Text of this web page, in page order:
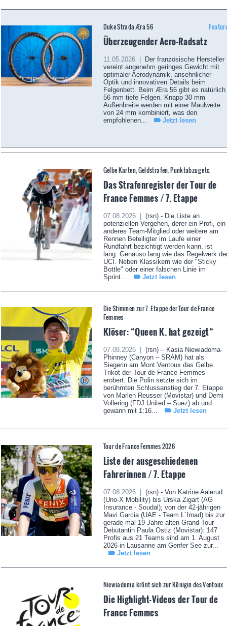
Duke Strada Æra 56
Überzeugender Aero-Radsatz
11.05.2026 |
Der französische Hersteller
vereint angenehm geringes Gewicht mit
optimaler Aerodynamik, ansehnlicher
Optik und innovativen Details beim
Felgenbett. Beim Æra 56 gibt es natürlich
56 mm tiefe Felgen. Knapp 30 mm
Außenbreite werden mit einer Maulweite
von 24 mm kombiniert, was den
empfohlenen...
Jetzt lesen
Gelbe Karten, Geldstrafen, Punktabzug etc.
Das Strafenregister der Tour de
France Femmes / 7. Etappe
07.08.2026 |
(rsn) - Die Liste an
potenziellen Vergehen, derer ein Profi, ein
anderes Team-Mitglied oder weitere am
Rennen Beteiligter im Laufe einer
Rundfahrt bezichtigt werden kann, ist
lang. Genauso lang wie das Regelwerk
UCI. Neben Klassikern wie der "Sticky
Bottle" oder einer falschen Linie im
Sprint...
Jetzt lesen
Die Stimmen zur 7. Etappe der Tour de France
Femmes
Klöser: “Queen K. hat gezeigt“
07.08.2026 |
(rsn) – Kasia Niewiadoma-
Phinney (Canyon – SRAM) hat als
Siegerin am Mont Ventoux das Gelbe
Trikot der Tour de France Femmes
erobert. Die Polin setzte sich im
berühmten Schlussanstieg der 7. Etappe
von Marlen Reusser (Movistar) und Demi
Vollering (FDJ United – Suez) ab und
gewann mit 1:16...
Jetzt lesen
Tour de France Femmes 2026
Liste der ausgeschiedenen
Fahrerinnen / 7. Etappe
07.08.2026 |
(rsn) - Von Katrine Aalerud
(Uno-X Mobility) bis Urska Zigart (AG
Insurance - Soudal); von der 42-jährigen
Mavi Garcia (UAE - Team L´Imad) bis zur
gerade mal 19 Jahre alten Grand-Tour
Debütantin Paula Ostiz (Movistar): 147
Profis aus 21 Teams sind am 1. August
2026 in Lausanne am Genfer See zur...
Jetzt lesen
Niewiadoma krönt sich zur Königin des Ventoux
Die Highlight-Videos der Tour de
France Femmes